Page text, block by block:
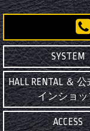
SYSTEM
HALL RENTAL ＆
インショッ
ACCESS